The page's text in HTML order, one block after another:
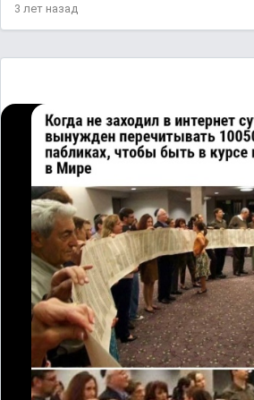
3 лет назад